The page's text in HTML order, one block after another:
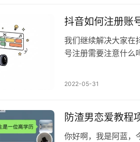
抖音如何注册账
我们继续解决大家在
号注册需要注意什么
2022-05-31
防渣男恋爱教程
你好啊，我是阿蓝，